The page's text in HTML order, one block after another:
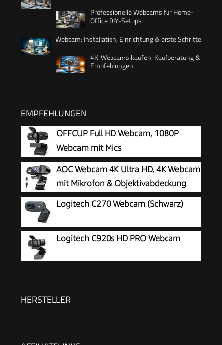
Professionelle Webcams für Home-
Office DIY-Setups
Webcam: Installation, Einrichtung & erste Schritte
4K-Webcams kaufen: Kaufberatung &
Empfehlungen
EMPFEHLUNGEN
OFFCUP Full HD Webcam, 1080P
Webcam mit Mics
Geräuschunterdrückung, USB Webcam
Autofokus Streaming Kamera für PC Laptop für
Live-Streaming Videoanruf Konferenz Online-
Unterricht Spiel
AOC Webcam 4K Ultra HD, 4K Webcam
mit Mikrofon & Objektivabdeckung
Logitech C270 Webcam (Schwarz)
Logitech C920s HD PRO Webcam
HERSTELLER